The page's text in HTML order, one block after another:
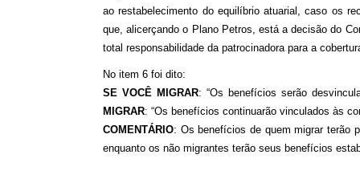
ao restabelecimento do equilíbrio atuarial, caso os
que, alicerçando o Plano Petros, está a decisão do
total responsabilidade da patrocinadora para a
No item 6 foi dito:
SE VOCÊ MIGRAR: “Os benefícios serão
MIGRAR: “Os benefícios continuarão vinculados às
COMENTÁRIO: Os benefícios de quem migrar terão
enquanto os não migrantes terão seus benefícios